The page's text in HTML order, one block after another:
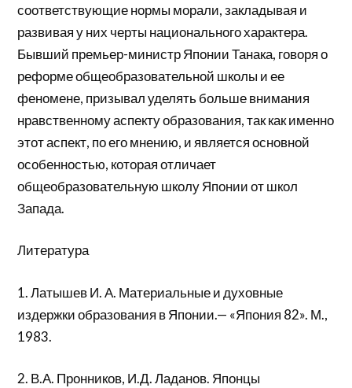
соответствующие нормы морали, закладывая и
развивая у них черты национального характера.
Бывший премьер-министр Японии Танака, говоря о
реформе общеобразовательной школы и ее
феномене, призывал уделять больше внимания
нравственному аспекту образования, так как именно
этот аспект, по его мнению, и является основной
особенностью, которая отличает
общеобразовательную школу Японии от школ
Запада.
Литература
1. Латышев И. А. Материальные и духовные
издержки образования в Японии.— «Япония 82». М.,
1983.
2. В.А. Пронников, И.Д. Ладанов. Японцы